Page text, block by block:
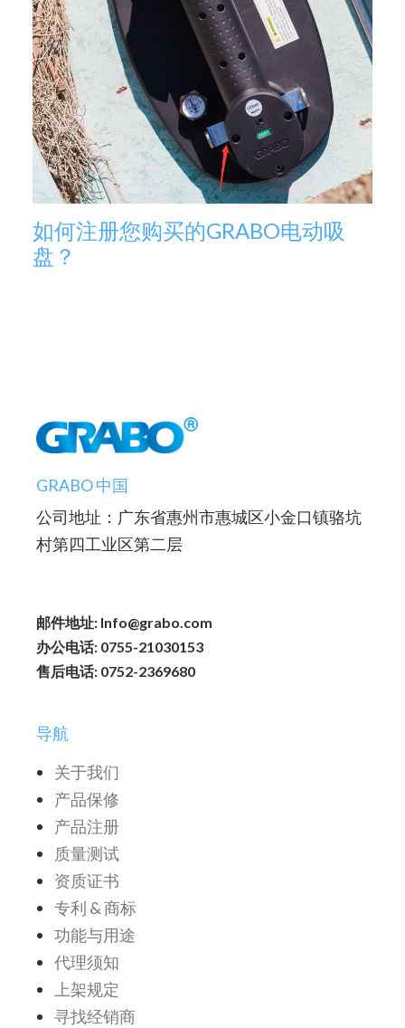
如何注册您购买的GRABO电动吸
盘？
GRABO 中国
公司地址：广东省惠州市惠城区小金口镇骆坑
村第四工业区第二层
邮件地址: Info@grabo.com
办公电话: 0755-21030153
售后电话: 0752-2369680
导航
关于我们
产品保修
产品注册
质量测试
资质证书
专利 & 商标
功能与用途
代理须知
上架规定
寻找经销商